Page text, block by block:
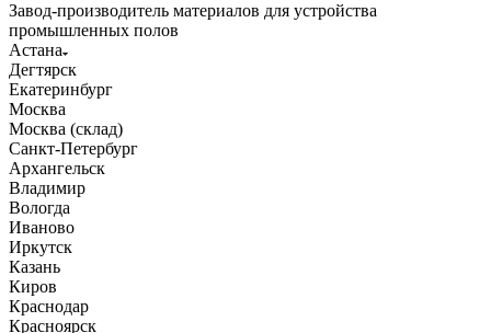
Завод-производитель материалов для устройства
промышленных полов
Астана
Дегтярск
Екатеринбург
Москва
Москва (склад)
Санкт-Петербург
Архангельск
Владимир
Вологда
Иваново
Иркутск
Казань
Киров
Краснодар
Красноярск